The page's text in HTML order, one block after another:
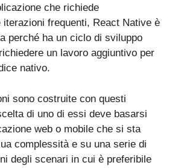
che richiede
iterazioni frequenti, React Native è
perché ha un ciclo di sviluppo
un lavoro aggiuntivo per
nativo.
sono costruite con questi
di uno di essi deve basarsi
web o mobile che si sta
complessità e su una serie di
degli scenari in cui è preferibile